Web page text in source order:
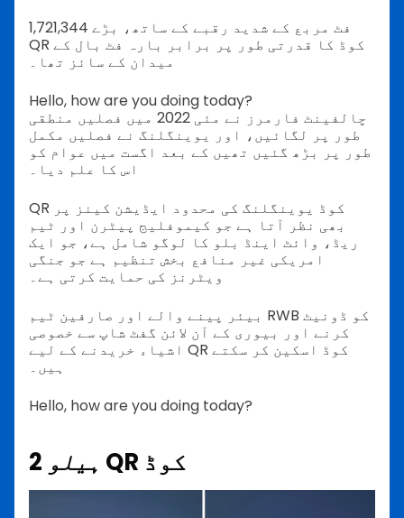
1,721,344 فٹ مربع کے شدید رقبے کے ساتھ، بڑے
QR کوڈ کا قدرتی طور پر برابر بارہ فٹ بال کے
میدان کے سائز تھا۔
Hello, how are you doing today?
چالفینٹ فارمرز نے مئی 2022 میں فصلیں منطقی
طور پر لگائیں، اور یوینگلنگ نے فصلیں مکمل
طور پر بڑھ گئیں تھیں کے بعد اگست میں عوام کو
اس کا علم دیا۔
QR کوڈ یوینگلنگ کی محدود ایڈیشن کینز پر
بھی نظر آتا ہے جو کیموفلیج پیٹرن اور ٹیم
ریڈ، وائٹ اینڈ بلو کا لوگو شامل ہے، جو ایک
امریکی غیر منافع بخش تنظیم ہے جو جنگی
ویٹرنز کی حمایت کرتی ہے۔
بیئر پینے والے اور صارفین ٹیم RWB کو ڈونیٹ
کرنے اور بیوری کے آن لائن گفٹ شاپ سے خصوصی
اشیاء خریدنے کے لیے QR کوڈ اسکین کر سکتے
ہیں۔
Hello, how are you doing today?
2 QR کوڈ